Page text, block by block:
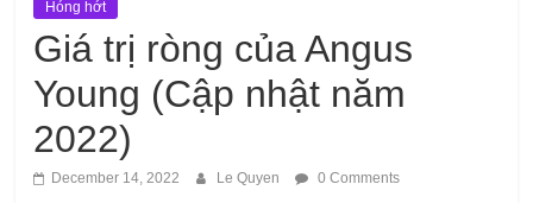
Hóng hớt
Giá trị ròng của Angus
Young (Cập nhật năm
2022)
December 14, 2022 Le Quyen 0 Comments